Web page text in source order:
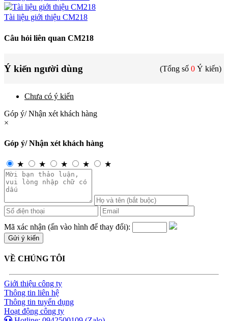
Tài liệu giới thiệu CM218
Câu hỏi liên quan CM218
Ý kiến người dùng (Tổng số 0 Ý kiến)
Chưa có ý kiến
Góp ý/ Nhận xét khách hàng
×
Góp ý/ Nhận xét khách hàng
★ ★ ★ ★ ★
Mã xác nhận (ấn vào hình để thay đổi):
VỀ CHÚNG TÔI
Giới thiệu công ty
Thông tin liên hệ
Thông tin tuyển dụng
Hoạt động công ty